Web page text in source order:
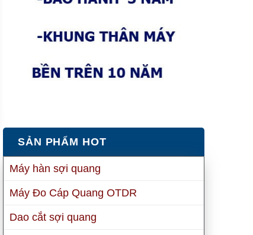
SẢN PHẨM HOT
Máy hàn sợi quang
Máy Đo Cáp Quang OTDR
Dao cắt sợi quang